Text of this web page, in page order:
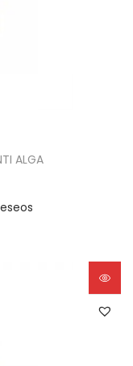
ALGA